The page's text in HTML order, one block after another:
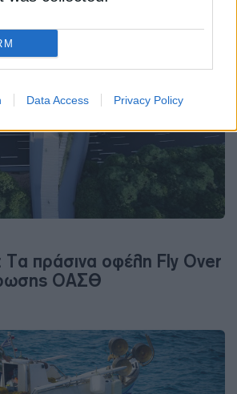
Data Access Privacy Policy
Τα πράσινα οφέλη Fly Over
ΟΑΣΘ